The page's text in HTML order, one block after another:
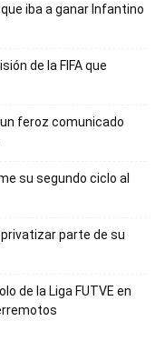
iba a ganar Infantino
de la FIFA que
feroz comunicado
su segundo ciclo al
privatizar parte de su
de la Liga FUTVE en